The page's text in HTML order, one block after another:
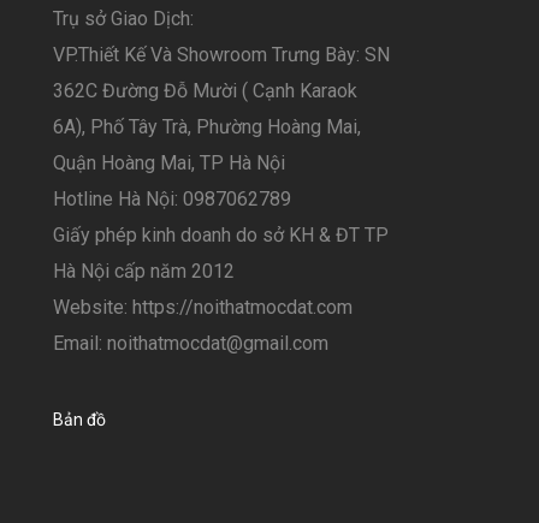
Trụ sở Giao Dịch:
VP.Thiết Kế Và Showroom Trưng Bày: SN
362C Đường Đỗ Mười ( Cạnh Karaok
6A), Phố Tây Trà, Phường Hoàng Mai,
Quận Hoàng Mai, TP Hà Nội
Hotline Hà Nội: 0987062789
Giấy phép kinh doanh do sở KH & ĐT TP
Hà Nội cấp năm 2012
Website: https://noithatmocdat.com
Email: noithatmocdat@gmail.com
Bản đồ